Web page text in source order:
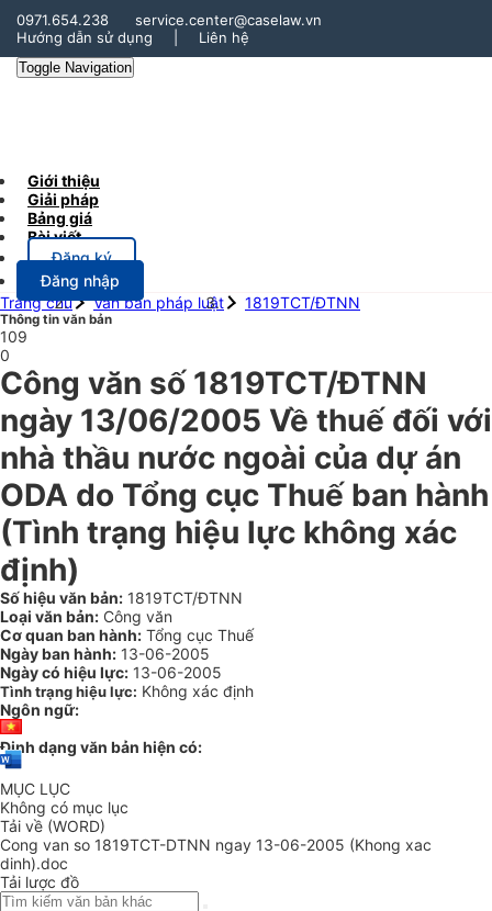
0971.654.238
service.center@caselaw.vn
Hướng dẫn sử dụng
Liên hệ
Toggle Navigation
Giới thiệu
Giải pháp
Bảng giá
Bài viết
Đăng ký
Đăng nhập
Trang chủ
Văn bản pháp luật 1819TCT/ĐTNN
Thông tin văn bản
109
0
Công văn số 1819TCT/ĐTNN
ngày 13/06/2005 Về thuế đối với
nhà thầu nước ngoài của dự án
ODA do Tổng cục Thuế ban hành
(Tình trạng hiệu lực không xác
định)
Số hiệu văn bản: 1819TCT/ĐTNN
Loại văn bản: Công văn
Cơ quan ban hành: Tổng cục Thuế
Ngày ban hành: 13-06-2005
Ngày có hiệu lực: 13-06-2005
Tình trạng hiệu lực: Không xác định
Ngôn ngữ:
Định dạng văn bản hiện có:
MỤC LỤC
Không có mục lục
Tải về (WORD)
Cong van so 1819TCT-DTNN ngay 13-06-2005 (Khong xac
dinh).doc
Tải lược đồ